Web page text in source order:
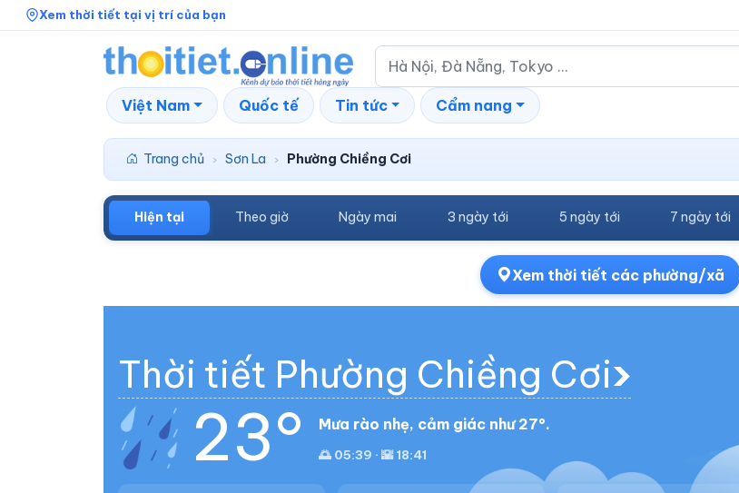
Xem thời tiết tại vị trí của bạn
Việt Nam Quốc tế Tin tức Cẩm nang
Trang chủ › Sơn La › Phường Chiềng Cơi
Hiện tại Theo giờ Ngày mai 3 ngày tới 5 ngày tới 7 ngày tới
Xem thời tiết các phường/xã
Thời tiết Phường Chiềng Cơi
23° Mưa rào nhẹ, cảm giác như 27°.
🌅 05:39 · 🌇 18:41